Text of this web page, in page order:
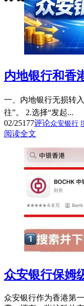
内地银行和香
一、内地银行无损转
往”。 2.选择“发起...
02/25177评论众安银行
阅读全文
众安银行保姆
众安银行作为香港第